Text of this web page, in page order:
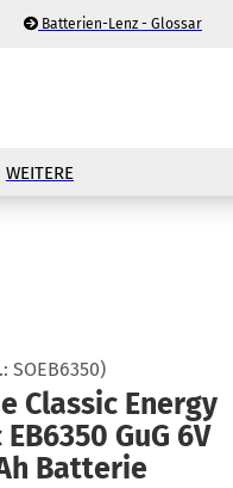
Batterien-Lenz - Glossar
erstellen
vergessen?
WEITERE
SOEB6350)
Clas­sic En­er­gy
GuG 6V
Bat­te­rie